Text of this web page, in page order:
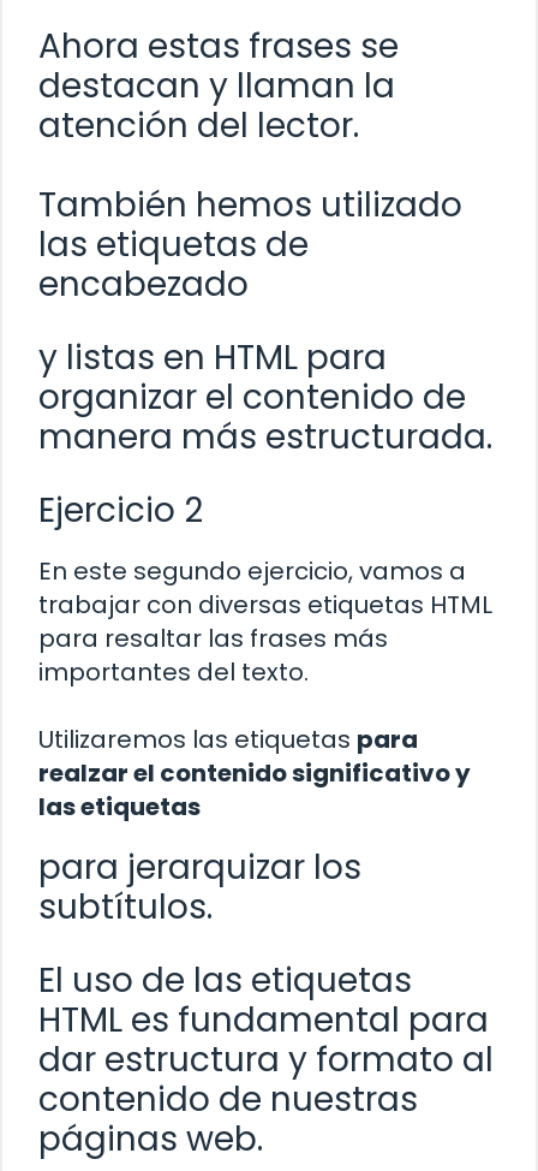
Ahora estas frases se
destacan y llaman la
atención del lector.
También hemos utilizado
las etiquetas de
encabezado
y listas en HTML para
organizar el contenido de
manera más estructurada.
Ejercicio 2
En este segundo ejercicio, vamos a
trabajar con diversas etiquetas HTML
para resaltar las frases más
importantes del texto.
Utilizaremos las etiquetas para
realzar el contenido significativo y
las etiquetas
para jerarquizar los
subtítulos.
El uso de las etiquetas
HTML es fundamental para
dar estructura y formato al
contenido de nuestras
páginas web.